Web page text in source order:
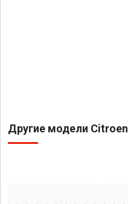
Другие модели Citroen